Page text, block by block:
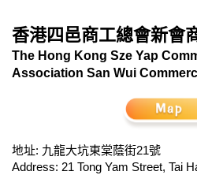
香港四邑商工總會新會
The Hong Kong Sze Yap
Association San Wui
地址: 九龍大坑東棠蔭街21號
Address: 21 Tong Yam Street, Tai